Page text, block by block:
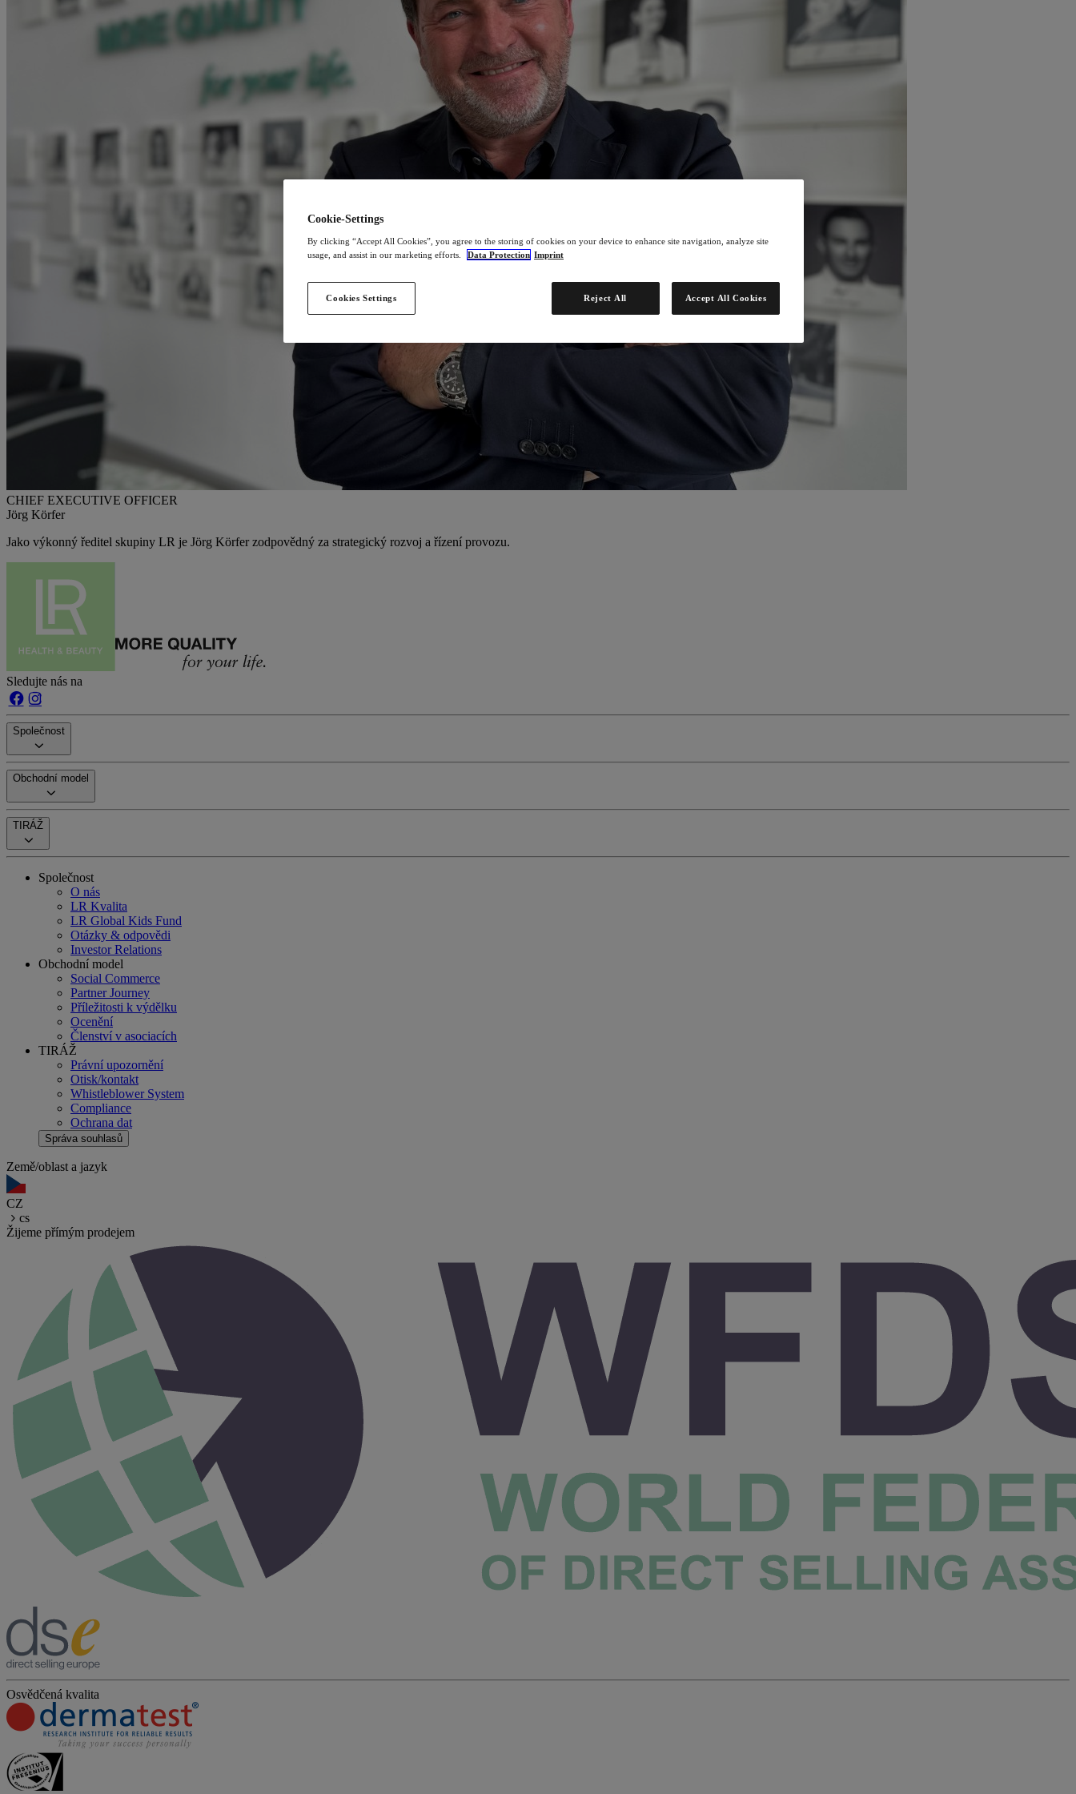
CHIEF EXECUTIVE OFFICER
Jörg Körfer
Jako výkonný ředitel skupiny LR je Jörg Körfer zodpovědný za strategický rozvoj a řízení provozu.
Sledujte nás na
Společnost
Obchodní model
TIRÁŽ
Společnost
O nás
LR Kvalita
LR Global Kids Fund
Otázky & odpovědi
Investor Relations
Obchodní model
Social Commerce
Partner Journey
Příležitosti k výdělku
Ocenění
Členství v asociacích
TIRÁŽ
Právní upozornění
Otisk/kontakt
Whistleblower System
Compliance
Ochrana dat
Správa souhlasů
Země/oblast a jazyk
CZ
cs
Žijeme přímým prodejem
Osvědčená kvalita
Cookie-Settings
By clicking “Accept All Cookies”, you agree to the storing of cookies on your device to enhance site navigation, analyze site
usage, and assist in our marketing efforts.
Data Protection Imprint
Cookies Settings Reject All Accept All Cookies